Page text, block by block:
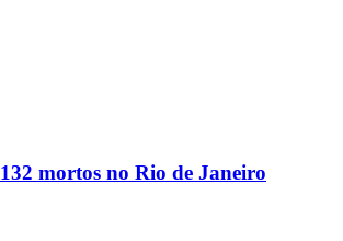
mortos no Rio de Janeiro